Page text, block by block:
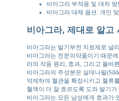
비아그라 부작용 및 대처
비아그라 대체 옵션: 개인
비아그라, 제대로 알고
비아그라는 발기부전 치료제로 널
비아그라는 전문의약품이기 때문
라의 작용 원리, 효과, 그리고 올바
비아그라의 주성분은 실데나필
억제하여 혈관을 확장시키고 혈류
혈액이 더 잘 흐르도록 도와 발기
비아그라는 모든 남성에게 효과가